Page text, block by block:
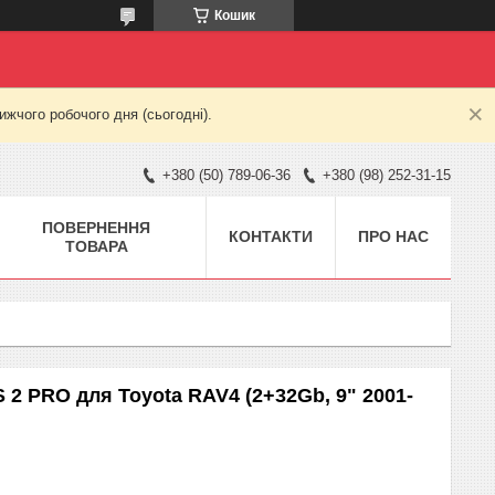
Кошик
робочого дня (сьогодні).
+380 (50) 789-06-36 +380 (98) 252-31-15
ПОВЕРНЕННЯ
ТОВАРА
КОНТАКТИ ПРО НАС
PRO для Toyota RAV4 (2+32Gb, 9" 2001-